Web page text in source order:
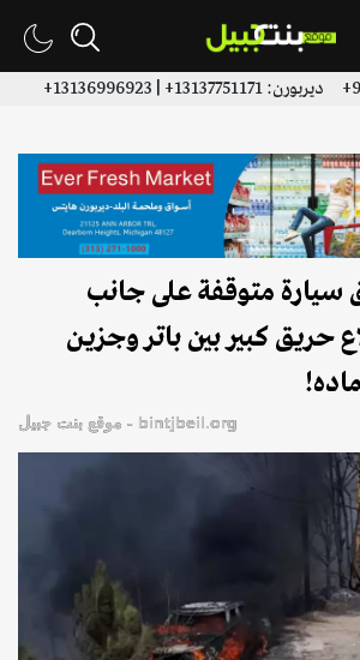
سيارة متوقفة على جانب
حريق كبير بين باتر وجزين
bintjbeil.org - موقع بنت جبيل